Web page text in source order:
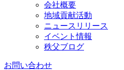
会社概要
地域貢献活動
ニュースリリース
イベント情報
秩父ブログ
お問い合わせ